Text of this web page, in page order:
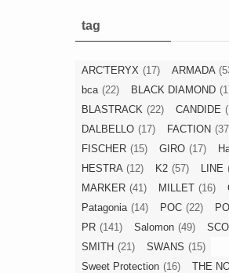
tag
ARC'TERYX (17) ARMADA
bca (22) BLACK DIAMOND
BLASTRACK (22) CANDIDE
DALBELLO (17) FACTION
FISCHER (15) GIRO (17)
HESTRA (12) K2 (57) LINE
MARKER (41) MILLET (16)
Patagonia (14) POC (22)
PR (141) Salomon (49)
SMITH (21) SWANS (15)
Sweet Protection (16) THE